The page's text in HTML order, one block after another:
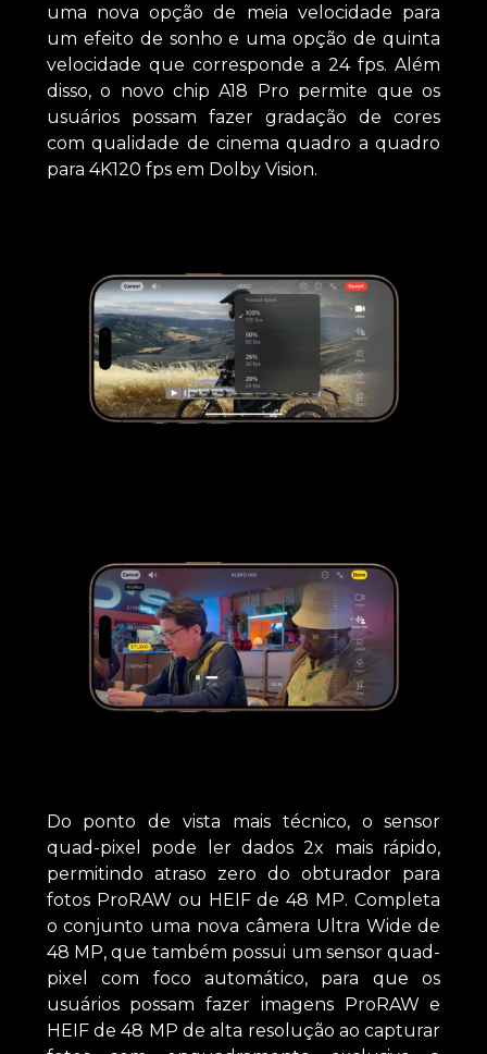
uma nova opção de meia velocidade para
um efeito de sonho e uma opção de quinta
velocidade que corresponde a 24 fps. Além
disso, o novo chip A18 Pro permite que os
usuários possam fazer gradação de cores
com qualidade de cinema quadro a quadro
para 4K120 fps em Dolby Vision.
Do ponto de vista mais técnico, o sensor
quad-pixel pode ler dados 2x mais rápido,
permitindo atraso zero do obturador para
fotos ProRAW ou HEIF de 48 MP. Completa
o conjunto uma nova câmera Ultra Wide de
48 MP, que também possui um sensor quad-
pixel com foco automático, para que os
usuários possam fazer imagens ProRAW e
HEIF de 48 MP de alta resolução ao capturar